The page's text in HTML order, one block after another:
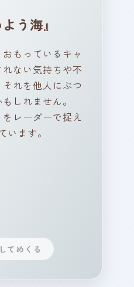
う海』
もっているキャ
ない気持ちや不
れを他人にぶつ
しれません。
レーダーで捉え
います。
てめくる
満たされな
ありますか？
ポイント！
少しずつ、心
な場所を一緒
みませんか？